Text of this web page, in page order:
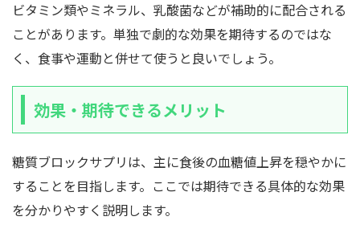
ビタミン類やミネラル、乳酸菌などが補助的に配合される
ことがあります。単独で劇的な効果を期待するのではな
く、食事や運動と併せて使うと良いでしょう。
効果・期待できるメリット
糖質ブロックサプリは、主に食後の血糖値上昇を穏やかに
することを目指します。ここでは期待できる具体的な効果
を分かりやすく説明します。